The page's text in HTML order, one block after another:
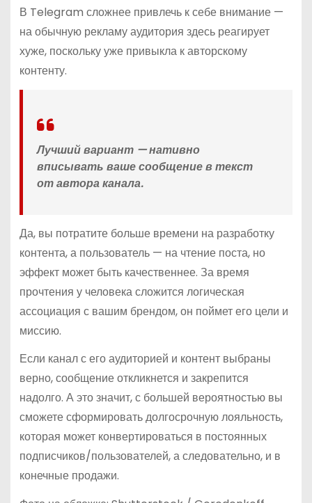
В Telegram сложнее привлечь к себе внимание —
на обычную рекламу аудитория здесь реагирует
хуже, поскольку уже привыкла к авторскому
контенту.
Лучший вариант — нативно
вписывать ваше сообщение в текст
от автора канала.
Да, вы потратите больше времени на разработку
контента, а пользователь — на чтение поста, но
эффект может быть качественнее. За время
прочтения у человека сложится логическая
ассоциация с вашим брендом, он поймет его цели и
миссию.
Если канал с его аудиторией и контент выбраны
верно, сообщение откликнется и закрепится
надолго. А это значит, с большей вероятностью вы
сможете сформировать долгосрочную лояльность,
которая может конвертироваться в постоянных
подписчиков/пользователей, а следовательно, и в
конечные продажи.